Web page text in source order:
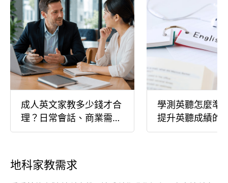
成人英文家教多少錢才合
理？日常會話、商業需要
大不同！
學測英聽怎麼準
提升英聽成績的
略
地科家教需求